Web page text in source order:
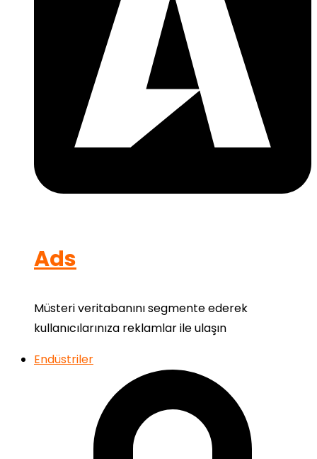
Ads
Müsteri veritabanını segmente ederek
kullanıcılarınıza reklamlar ile ulaşın
Endüstriler